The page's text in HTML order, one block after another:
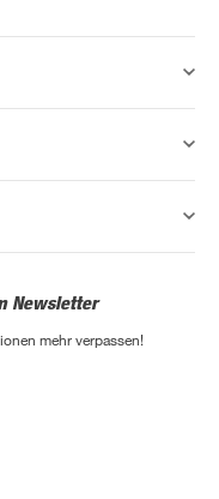
Newsletter
mehr verpassen!